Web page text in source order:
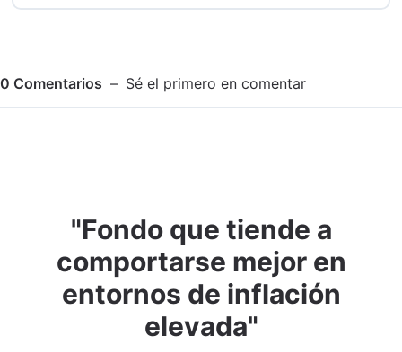
0 Comentarios Sé el primero en comentar
Adjuntar imagen Comentar
"Fondo que tiende a
comportarse mejor en
entornos de inflación
elevada"